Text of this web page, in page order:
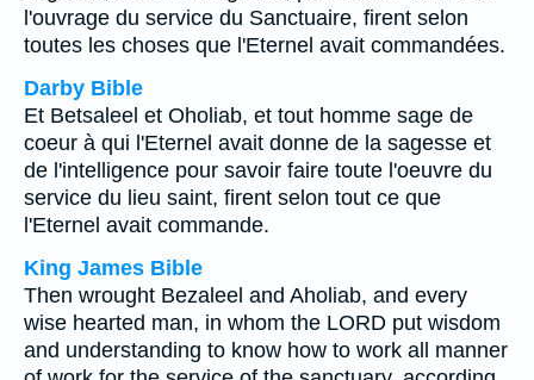
l'ouvrage du service du Sanctuaire, firent selon
toutes les choses que l'Eternel avait commandées.
Darby Bible
Et Betsaleel et Oholiab, et tout homme sage de
coeur à qui l'Eternel avait donne de la sagesse et
de l'intelligence pour savoir faire toute l'oeuvre du
service du lieu saint, firent selon tout ce que
l'Eternel avait commande.
King James Bible
Then wrought Bezaleel and Aholiab, and every
wise hearted man, in whom the LORD put wisdom
and understanding to know how to work all manner